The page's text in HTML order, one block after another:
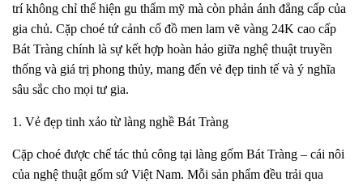
trí không chỉ thể hiện gu thẩm mỹ mà còn phản ánh đẳng cấp của
gia chủ. Cặp choé tứ cảnh cổ đồ men lam vẽ vàng 24K cao cấp
Bát Tràng chính là sự kết hợp hoàn hảo giữa nghệ thuật truyền
thống và giá trị phong thủy, mang đến vẻ đẹp tinh tế và ý nghĩa
sâu sắc cho mọi tư gia.
1. Vẻ đẹp tinh xảo từ làng nghề Bát Tràng
Cặp choé được chế tác thủ công tại làng gốm Bát Tràng – cái nôi
của nghệ thuật gốm sứ Việt Nam. Mỗi sản phẩm đều trải qua